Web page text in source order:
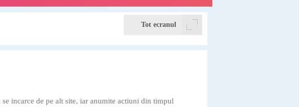
Tot ecranul
incarce de pe alt site, iar anumite actiuni din timpul